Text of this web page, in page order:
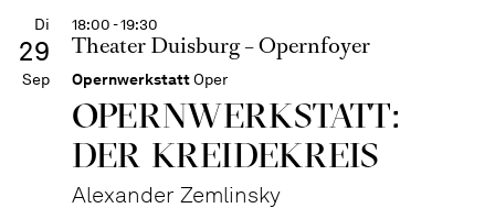
Di
29
Sep
18:00 - 19:30
Theater Duisburg – Opernfoyer
OpernwerkstattOper
OPERNWERKSTATT:
DER KREIDEKREIS
Alexander Zemlinsky